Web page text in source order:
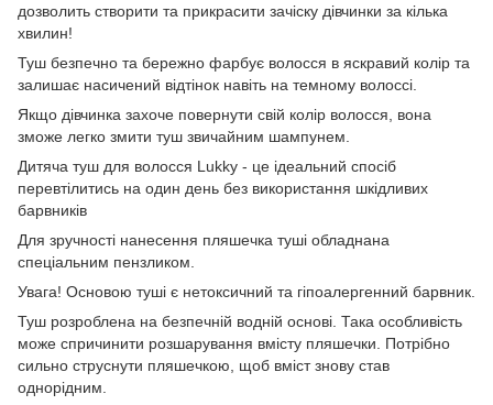
дозволить створити та прикрасити зачіску дівчинки за кілька
хвилин!
Туш безпечно та бережно фарбує волосся в яскравий колір та
залишає насичений відтінок навіть на темному волоссі.
Якщо дівчинка захоче повернути свій колір волосся, вона
зможе легко змити туш звичайним шампунем.
Дитяча туш для волосся Lukky - це ідеальний спосіб
перевтілитись на один день без використання шкідливих
барвників
Для зручності нанесення пляшечка туші обладнана
спеціальним пензликом.
Увага! Основою туші є нетоксичний та гіпоалергенний барвник.
Туш розроблена на безпечній водній основі. Така особливість
може спричинити розшарування вмісту пляшечки. Потрібно
сильно струснути пляшечкою, щоб вміст знову став
однорідним.